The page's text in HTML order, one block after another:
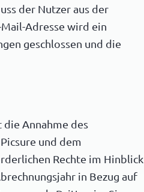
der Nutzer aus der
Adresse wird ein
geschlossen und die
Annahme des
und dem
Rechte im Hinblick
in Bezug auf